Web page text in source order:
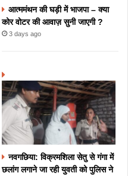
आत्ममंथन की घड़ी में भाजपा – क्या
कोर वोटर की आवाज़ सुनी जाएगी ?
3 days ago
नवगछिया: विक्रमशिला सेतु से गंगा में
छलांग लगाने जा रही युवती को पुलिस ने